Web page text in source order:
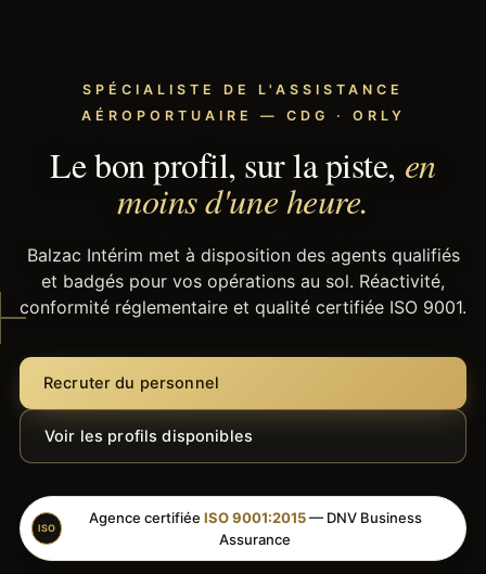
SPÉCIALISTE DE L'ASSISTANCE
AÉROPORTUAIRE — CDG · ORLY
Le bon profil, sur la piste, en
moins d'une heure.
Balzac Intérim met à disposition des agents qualifiés
et badgés pour vos opérations au sol. Réactivité,
conformité réglementaire et qualité certifiée ISO 9001.
Recruter du personnel
Voir les profils disponibles
ISO
Agence certifiée ISO 9001:2015— DNV Business
Assurance